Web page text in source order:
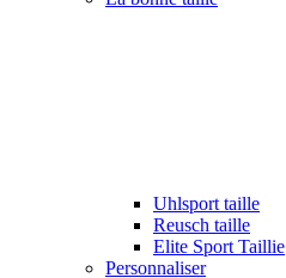
Uhlsport taille
Reusch taille
Elite Sport Taillie
Personnaliser